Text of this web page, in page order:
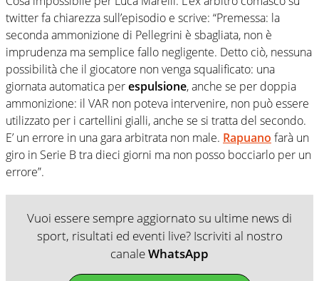
twitter fa chiarezza sull’episodio e scrive: “Premessa: la
seconda ammonizione di Pellegrini è sbagliata, non è
imprudenza ma semplice fallo negligente. Detto ciò, nessuna
possibilità che il giocatore non venga squalificato: una
giornata automatica perespulsione, anche se per doppia
ammonizione: il VAR non poteva intervenire, non può essere
utilizzato per i cartellini gialli, anche se si tratta del secondo.
E’ un errore in una gara arbitrata non male. Rapuano farà un
giro in Serie B tra dieci giorni ma non posso bocciarlo per un
errore”.
Vuoi essere sempre aggiornato su ultime news di
sport, risultati ed eventi live? Iscriviti al nostro
canaleWhatsApp